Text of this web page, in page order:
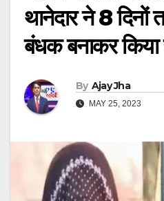
थानेदार ने 8 दिनों
बंधक बनाकर किया
By Ajay Jha
MAY 25, 2023